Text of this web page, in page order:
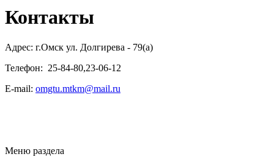
Контакты
Адрес: г.Омск ул. Долгирева - 79(a)
Телефон: 25-84-80,23-06-12
E-mail: omgtu.mtkm@mail.ru
Меню раздела